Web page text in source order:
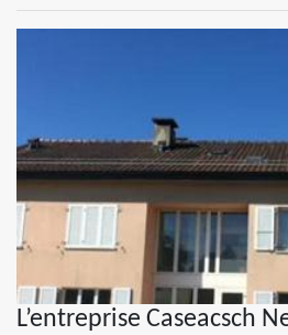
L’entreprise Caseacsch